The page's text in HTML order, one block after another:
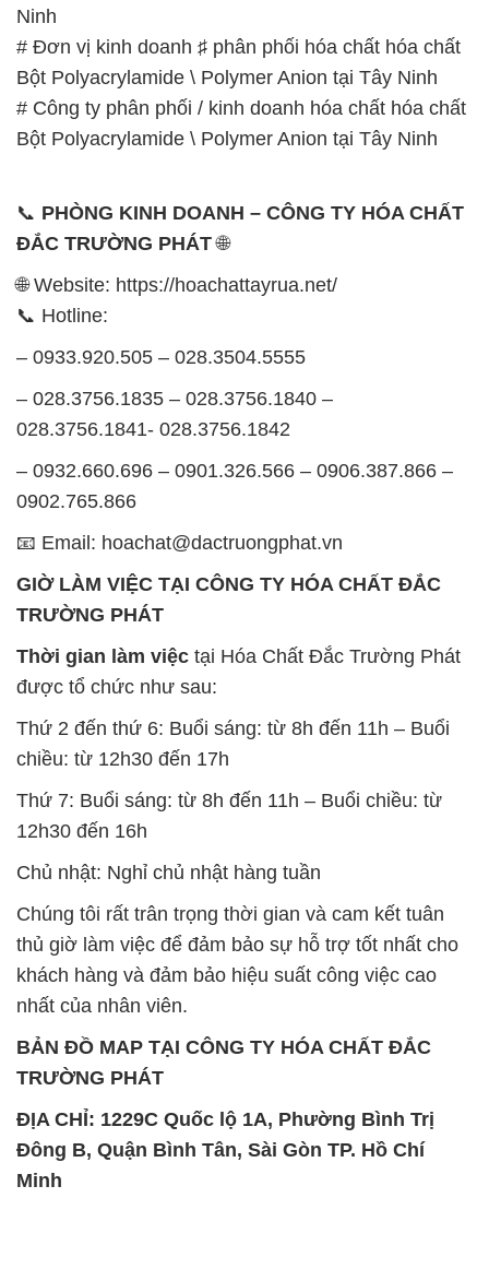
Ninh
# Đơn vị kinh doanh ♯ phân phối hóa chất hóa chất
Bột Polyacrylamide \ Polymer Anion tại Tây Ninh
# Công ty phân phối / kinh doanh hóa chất hóa chất
Bột Polyacrylamide \ Polymer Anion tại Tây Ninh
📞 PHÒNG KINH DOANH – CÔNG TY HÓA CHẤT
ĐẮC TRƯỜNG PHÁT🌐
🌐 Website: https://hoachattayrua.net/
📞 Hotline:
– 0933.920.505 – 028.3504.5555
– 028.3756.1835 – 028.3756.1840 –
028.3756.1841- 028.3756.1842
– 0932.660.696 – 0901.326.566 – 0906.387.866 –
0902.765.866
📧 Email: hoachat@dactruongphat.vn
GIỜ LÀM VIỆC TẠI CÔNG TY HÓA CHẤT ĐẮC
TRƯỜNG PHÁT
Thời gian làm việc tại Hóa Chất Đắc Trường Phát
được tổ chức như sau:
Thứ 2 đến thứ 6: Buổi sáng: từ 8h đến 11h – Buổi
chiều: từ 12h30 đến 17h
Thứ 7: Buổi sáng: từ 8h đến 11h – Buổi chiều: từ
12h30 đến 16h
Chủ nhật: Nghỉ chủ nhật hàng tuần
Chúng tôi rất trân trọng thời gian và cam kết tuân
thủ giờ làm việc để đảm bảo sự hỗ trợ tốt nhất cho
khách hàng và đảm bảo hiệu suất công việc cao
nhất của nhân viên.
BẢN ĐỒ MAP TẠI CÔNG TY HÓA CHẤT ĐẮC
TRƯỜNG PHÁT
ĐỊA CHỈ: 1229C Quốc lộ 1A, Phường Bình Trị
Đông B, Quận Bình Tân, Sài Gòn TP. Hồ Chí
Minh